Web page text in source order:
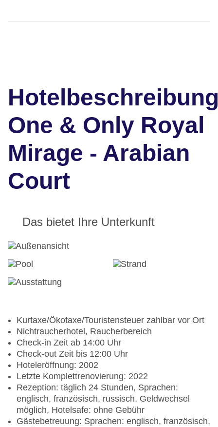
One & Only Royal
Mirage - Arabian
Court
Das bietet Ihre Unterkunft
Kurtaxe/Ökotaxe/Touristensteuer zahlbar vor Ort
Nichtraucherhotel, Raucherbereich
Check-in Zeit ab 14:00 Uhr
Check-out Zeit bis 12:00 Uhr
Hoteleröffnung: 2002
Letzte Komplettrenovierung: 2022
Rezeption: täglich 24 Stunden, Sprachen:
englisch, französisch, russisch, Geldwechsel
möglich, Hotelsafe: ohne Gebühr
Gästebetreuung: Sprachen: englisch, französisch,